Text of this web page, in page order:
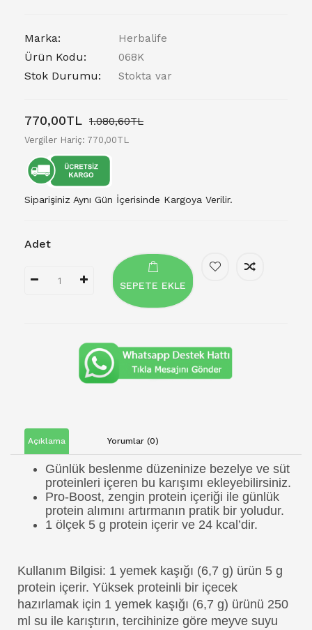
Marka: Herbalife
Ürün Kodu: 068K
Stok Durumu: Stokta var
770,00TL 1.080,60TL
Vergiler Hariç: 770,00TL
Siparişiniz Aynı Gün İçerisinde Kargoya Verilir.
Adet
SEPETE EKLE
Açıklama Yorumlar (0)
Günlük beslenme düzeninize bezelye ve süt
proteinleri içeren bu karışımı ekleyebilirsiniz.
Pro-Boost, zengin protein içeriği ile günlük
protein alımını artırmanın pratik bir yoludur.
1 ölçek 5 g protein içerir ve 24 kcal’dir.
Kullanım Bilgisi: 1 yemek kaşığı (6,7 g) ürün 5 g
protein içerir. Yüksek proteinli bir içecek
hazırlamak için 1 yemek kaşığı (6,7 g) ürünü 250
ml su ile karıştırın, tercihinize göre meyve suyu